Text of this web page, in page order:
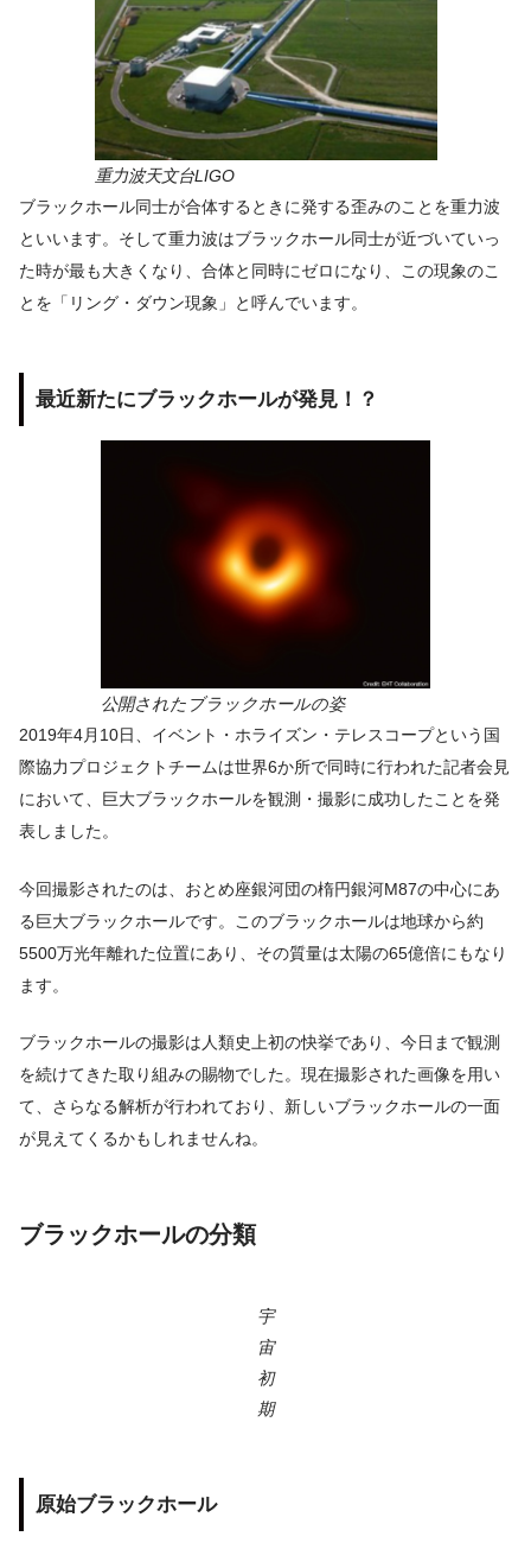
重力波天文台LIGO
ブラックホール同士が合体するときに発する歪みのことを重力波
といいます。そして重力波はブラックホール同士が近づいていっ
た時が最も大きくなり、合体と同時にゼロになり、この現象のこ
とを「リング・ダウン現象」と呼んでいます。
最近新たにブラックホールが発見！？
公開されたブラックホールの姿
2019年4月10日、イベント・ホライズン・テレスコープという国
際協力プロジェクトチームは世界6か所で同時に行われた記者会見
において、巨大ブラックホールを観測・撮影に成功したことを発
表しました。
今回撮影されたのは、おとめ座銀河団の楕円銀河M87の中心にあ
る巨大ブラックホールです。このブラックホールは地球から約
5500万光年離れた位置にあり、その質量は太陽の65億倍にもなり
ます。
ブラックホールの撮影は人類史上初の快挙であり、今日まで観測
を続けてきた取り組みの賜物でした。現在撮影された画像を用い
て、さらなる解析が行われており、新しいブラックホールの一面
が見えてくるかもしれませんね。
ブラックホールの分類
宇
宙
初
期
原始ブラックホール